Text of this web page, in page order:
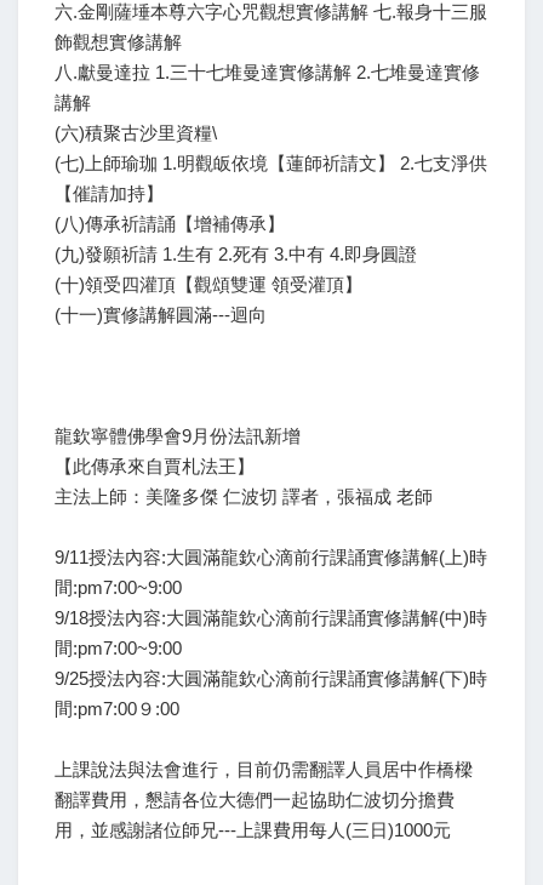
六.金剛薩埵本尊六字心咒觀想實修講解 七.報身十三服
飾觀想實修講解
八.獻曼達拉 1.三十七堆曼達實修講解 2.七堆曼達實修
講解
(六)積聚古沙里資糧\
(七)上師瑜珈 1.明觀皈依境【蓮師祈請文】 2.七支淨供
【催請加持】
(八)傳承祈請誦【增補傳承】
(九)發願祈請 1.生有 2.死有 3.中有 4.即身圓證
(十)領受四灌頂【觀頌雙運 領受灌頂】
(十一)實修講解圓滿---迴向
龍欽寧體佛學會9月份法訊新增
【此傳承來自賈札法王】
主法上師：美隆多傑 仁波切 譯者，張福成 老師
9/11授法內容:大圓滿龍欽心滴前行課誦實修講解(上)時
間:pm7:00~9:00
9/18授法內容:大圓滿龍欽心滴前行課誦實修講解(中)時
間:pm7:00~9:00
9/25授法內容:大圓滿龍欽心滴前行課誦實修講解(下)時
間:pm7:00９:00
上課說法與法會進行，目前仍需翻譯人員居中作橋樑
翻譯費用，懇請各位大德們一起協助仁波切分擔費
用，並感謝諸位師兄---上課費用每人(三日)1000元